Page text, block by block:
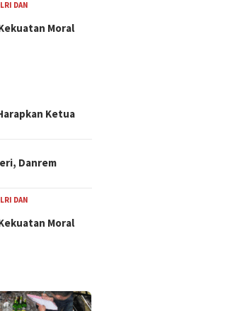
DAN
Moral
Ketua
Danrem
DAN
Moral